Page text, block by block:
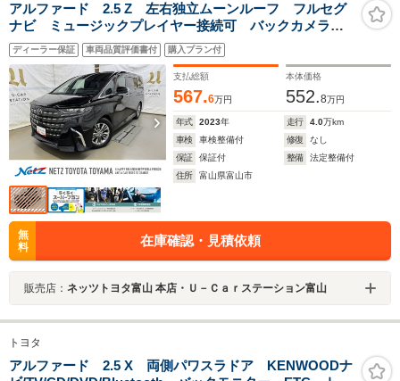
アルファード 2.5 Z 左右独立ムーンルーフ フルセグ
ナビ ミュージックプレイヤー接続可 バックカメラ
衝突被害軽減システム ETC 両側電動スライド LED
ヘッドランプ 定員7人 ワンオーナー スマートキー
イモビライザー
ディーラー保証 車両品質評価書付 購入プラン付
支払総額
567.6万円
本体価格
552.8万円
年式 2023年 走行 4.0万km
車検
車検整備付 修復
なし
保証
保証付 整備
法定整備付
住所
富山県富山市
無
料
在庫確認・見積依頼
販売店： ネッツトヨタ富山 本店・Ｕ－Ｃａｒステーション富山
トヨタ
アルファード 2.5 X 両側パワスラドア KENWOODナ